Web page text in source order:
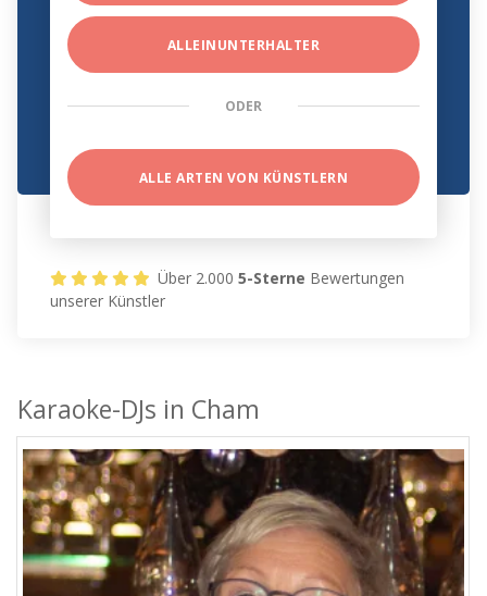
ALLEINUNTERHALTER
ODER
ALLE ARTEN VON KÜNSTLERN
Über 2.0005-Sterne Bewertungen
unserer Künstler
Karaoke-DJs in Cham